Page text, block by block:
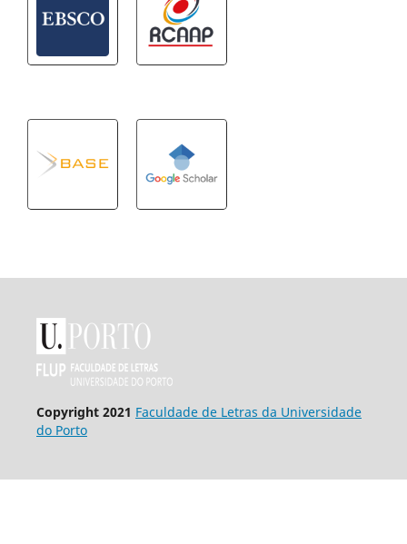
Copyright 2021 Faculdade de Letras da Universidade
do Porto